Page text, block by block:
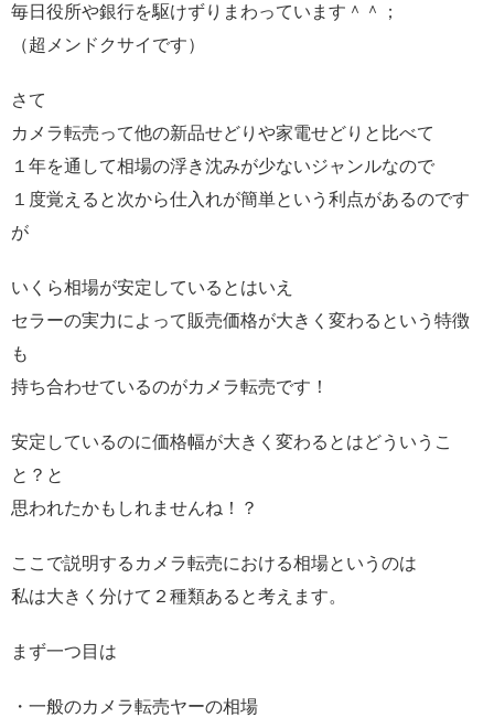
毎日役所や銀行を駆けずりまわっています＾＾；
（超メンドクサイです）
さて
カメラ転売って他の新品せどりや家電せどりと比べて
１年を通して相場の浮き沈みが少ないジャンルなので
１度覚えると次から仕入れが簡単という利点があるのです
が
いくら相場が安定しているとはいえ
セラーの実力によって販売価格が大きく変わるという特徴
も
持ち合わせているのがカメラ転売です！
安定しているのに価格幅が大きく変わるとはどういうこ
と？と
思われたかもしれませんね！？
ここで説明するカメラ転売における相場というのは
私は大きく分けて２種類あると考えます。
まず一つ目は
・一般のカメラ転売ヤーの相場